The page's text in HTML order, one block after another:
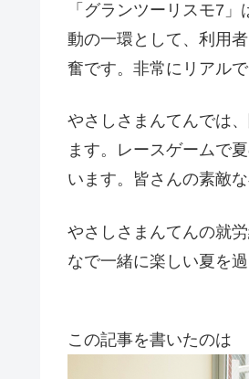
「グランツーリスモ7
動の一環として、利用
奮です。非常にリアル
やさしさまんてんでは
ます。レースゲームで
います。皆さんの素敵
やさしさまんてんの就
なで一緒に楽しい夏を
この記事を書いたのは